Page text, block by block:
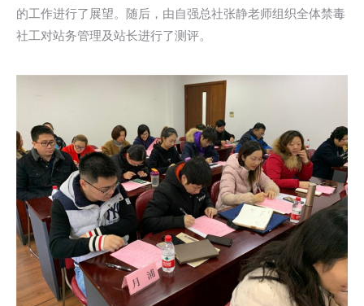
的工作进行了展望。随后，由自强总社张静老师组织全体禁毒
社工对站务管理及站长进行了测评。